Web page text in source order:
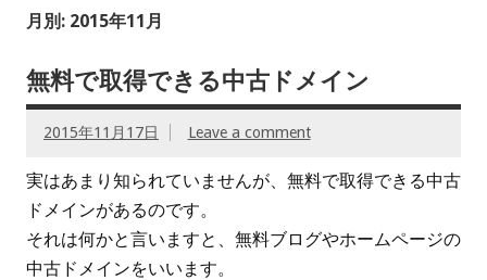
月別: 2015年11月
無料で取得できる中古ドメイン
2015年11月17日 Leave a comment
実はあまり知られていませんが、無料で取得できる中古
ドメインがあるのです。
それは何かと言いますと、無料ブログやホームページの
中古ドメインをいいます。